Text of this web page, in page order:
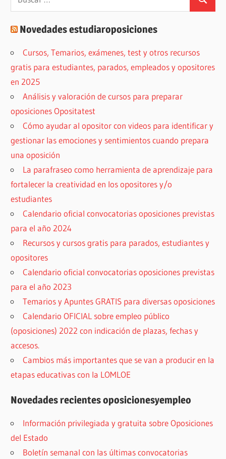
Buscar
Novedades estudiaroposiciones
Cursos, Temarios, exámenes, test y otros recursos
gratis para estudiantes, parados, empleados y opositores
en 2025
Análisis y valoración de cursos para preparar
oposiciones Opositatest
Cómo ayudar al opositor con videos para identificar y
gestionar las emociones y sentimientos cuando prepara
una oposición
La parafraseo como herramienta de aprendizaje para
fortalecer la creatividad en los opositores y/o
estudiantes
Calendario oficial convocatorias oposiciones previstas
para el año 2024
Recursos y cursos gratis para parados, estudiantes y
opositores
Calendario oficial convocatorias oposiciones previstas
para el año 2023
Temarios y Apuntes GRATIS para diversas oposiciones
Calendario OFICIAL sobre empleo público
(oposiciones) 2022 con indicación de plazas, fechas y
accesos.
Cambios más importantes que se van a producir en la
etapas educativas con la LOMLOE
Novedades recientes oposicionesyempleo
Información privilegiada y gratuita sobre Oposiciones
del Estado
Boletín semanal con las últimas convocatorias